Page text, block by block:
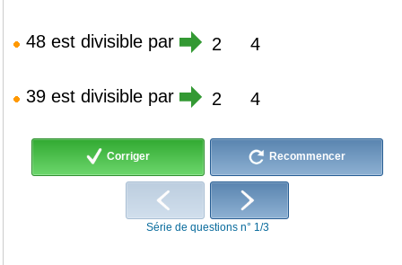
48 est divisible par 2 4
39 est divisible par 2 4
Corriger Recommencer
Série de questions n° 1/3